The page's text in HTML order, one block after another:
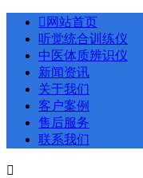
 网站首页
听觉统合训练仪
中医体质辨识仪
新闻资讯
关于我们
客户案例
售后服务
联系我们
